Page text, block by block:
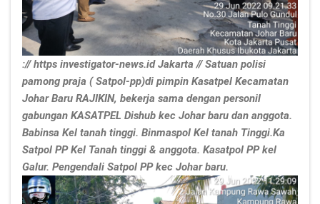
:// https investigator-news.id Jakarta // Satuan polisi
pamong praja ( Satpol-pp)di pimpin Kasatpel Kecamatan
Johar Baru RAJIKIN, bekerja sama dengan personil
gabungan KASATPEL Dishub kec Johar baru dan anggota.
Babinsa Kel tanah tinggi. Binmaspol Kel tanah Tinggi.Ka
Satpol PP Kel Tanah tinggi & anggota. Kasatpol PP kel
Galur. Pengendali Satpol PP kec Johar baru.